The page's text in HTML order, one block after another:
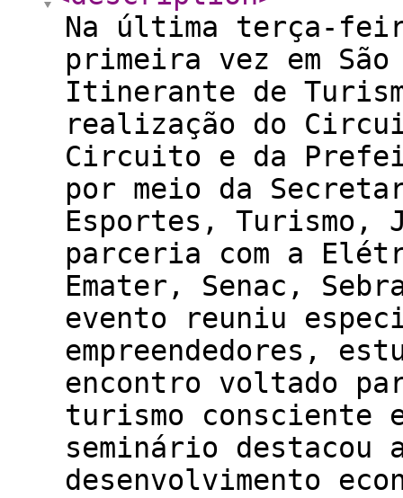
Na última terça-
primeira vez em
Itinerante de
realização do
Circuito e da
por meio da
Esportes, Turismo,
parceria com a
Emater, Senac,
evento reuniu
empreendedores,
encontro voltado
turismo consciente
seminário destacou
desenvolvimento